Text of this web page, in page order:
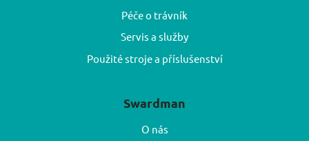
Péče o trávník
Servis a služby
Použité stroje a příslušenství
Swardman
O nás